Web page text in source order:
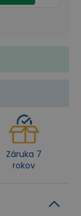
Záruka 7
rokov